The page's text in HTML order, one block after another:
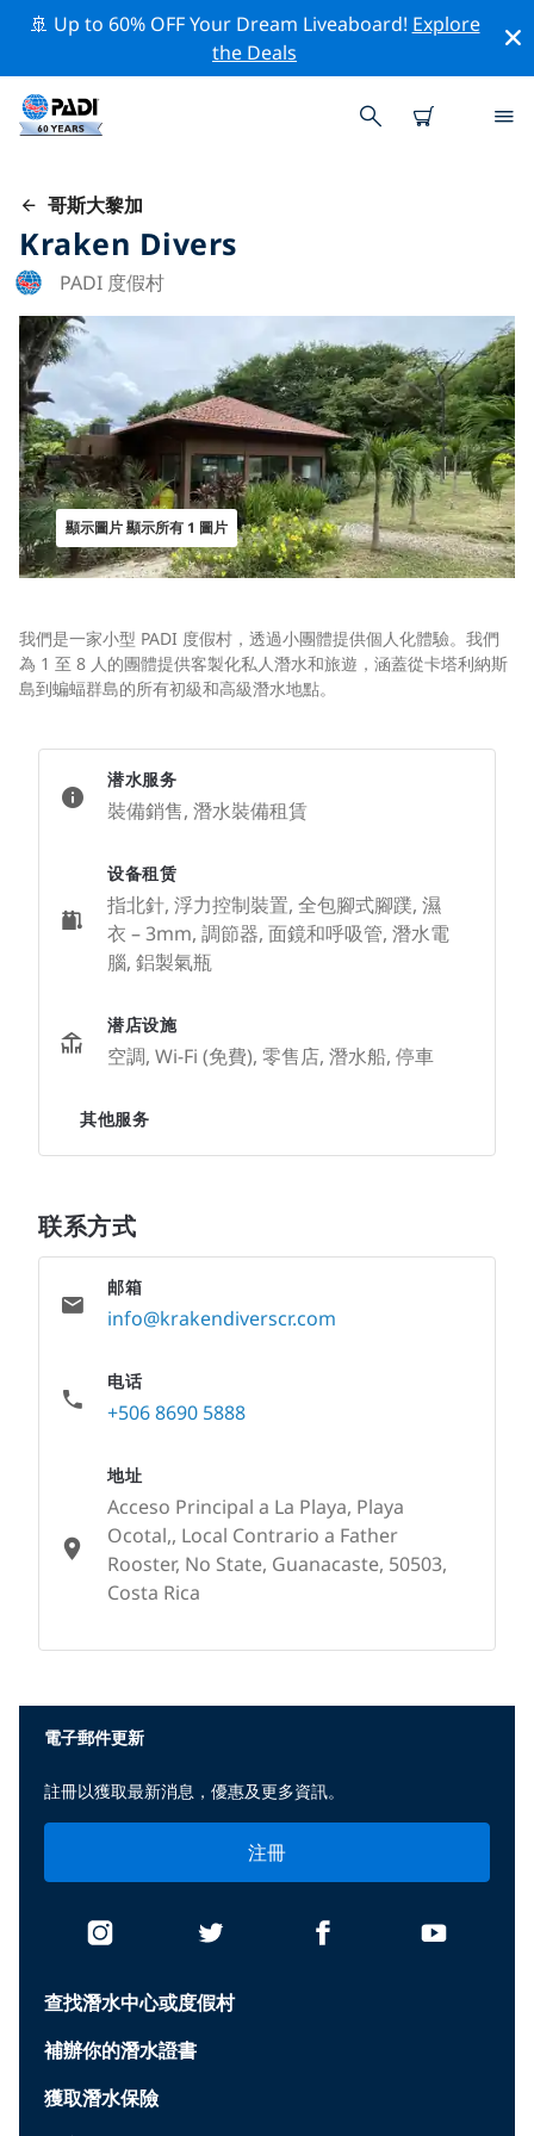
🚢 Up to 60% OFF Your Dream Liveaboard! Explore
the Deals
哥斯大黎加
Kraken Divers
PADI 度假村
顯示圖片 顯示所有 1 圖片
我們是一家小型 PADI 度假村，透過小團體提供個人化體驗。我們
為 1 至 8 人的團體提供客製化私人潛水和旅遊，涵蓋從卡塔利納斯
島到蝙蝠群島的所有初級和高級潛水地點。
潜水服务
裝備銷售, 潛水裝備租賃
设备租赁
指北針, 浮力控制裝置, 全包腳式腳蹼, 濕
衣 – 3mm, 調節器, 面鏡和呼吸管, 潛水電
腦, 鋁製氣瓶
潜店设施
空調, Wi-Fi (免費), 零售店, 潛水船, 停車
其他服务
联系方式
邮箱
info@krakendiverscr.com
电话
+506 8690 5888
地址
Acceso Principal a La Playa, Playa
Ocotal,, Local Contrario a Father
Rooster, No State, Guanacaste, 50503,
Costa Rica
查找潛水中心或度假村
補辦你的潛水證書
獲取潛水保險
電子郵件更新
註冊以獲取最新消息，優惠及更多資訊。
注冊